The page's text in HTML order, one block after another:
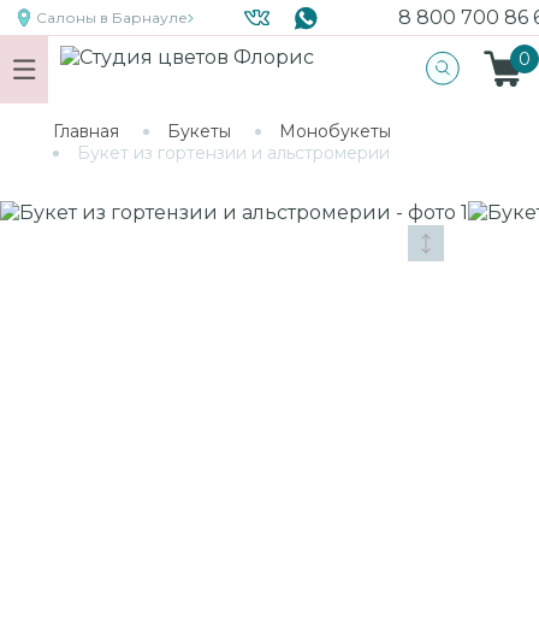
Салоны в Барнауле 8 800 700 86
0
Главная Букеты
Монобукеты
Букет из гортензии и альстромерии